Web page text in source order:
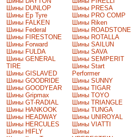
Шины DUNLOP
Шины Ep Tyre
Шины FALKEN
Шины Federal
Шины FIRESTONE
Шины Forward
Шины FULDA
Шины GENERAL
TIRE
Шины GISLAVED
Шины GOODRIDE
Шины GOODYEAR
Шины Gripmax
Шины GT-RADIAL
Шины HANKOOK
Шины HEADWAY
Шины HERCULES
Шины HIFLY
Шины PRESA
Шины PRO COMP
Шины Riken
Шины ROADSTONE
Шины ROTALLA
Шины SAILUN
Шины SAVA
Шины SEMPERIT
Шины Start
Performer
Шины SUNNY
Шины TIGAR
Шины TOYO
Шины TRIANGLE
Шины TUNGA
Шины UNIROYAL
Шины VIATTI
Шины